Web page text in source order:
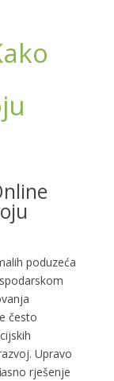
poduzeća
često
Upravo
rješenje